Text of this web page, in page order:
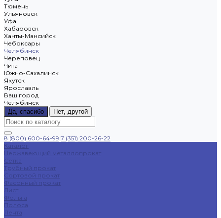
Тюмень
Ульяновск
Уфа
Хабаровск
Ханты-Мансийск
Чебоксары
Челябинск
Череповец
Чита
Южно-Сахалинск
Якутск
Ярославль
Ваш город
Челябинск
Да, спасибо
Нет, другой
8 (800) 600-64-99 7 (351) 200-26-22
Каталог
Нержавеющий металлопрокат
Сетка
Трубный прокат
Сортовой прокат
Фасонный прокат
Лист
Фольга
Полоса
Лента